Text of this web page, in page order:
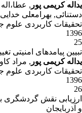
یداله کریمی پور ,
دستنائی, بهرامعلی خدایی
تحقیقات کاربردی علوم
1396
25
تبیین پیامدهای امنیتی
یداله کریمی پور , مراد
تحقیقات کاربردی علوم
1396
26
و آذربایجان